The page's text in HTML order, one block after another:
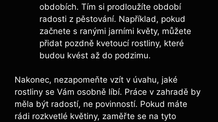
obdobích. Tím si prodloužíte období
radosti z pěstování. Například, pokud
začnete s ranými jarními květy, můžete
přidat pozdně kvetoucí rostliny, které
budou kvést až do podzimu.
Nakonec, nezapomeňte vzít v úvahu, jaké
rostliny se Vám osobně líbí. Práce v zahradě by
měla být radostí, ne povinností. Pokud máte
rádi rozkvetlé květiny, zaměřte se na tyto